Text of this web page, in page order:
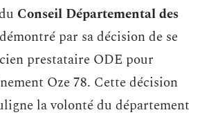
Conseil Départemental des
par sa décision de se
prestataire ODE pour
Oze 78. Cette décision
la volonté du département